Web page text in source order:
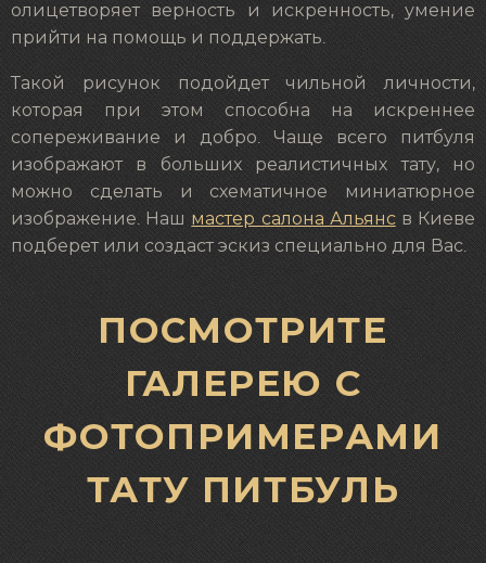
олицетворяет верность и искренность, умение
прийти на помощь и поддержать.
Такой рисунок подойдет чильной личности,
которая при этом способна на искреннее
сопереживание и добро. Чаще всего питбуля
изображают в больших реалистичных тату, но
можно сделать и схематичное миниатюрное
изображение. Наш мастер салона Альянсв Киеве
подберет или создаст эскиз специально для Вас.
ПОСМОТРИТЕ
ГАЛЕРЕЮ С
ФОТОПРИМЕРАМИ
ТАТУ ПИТБУЛЬ